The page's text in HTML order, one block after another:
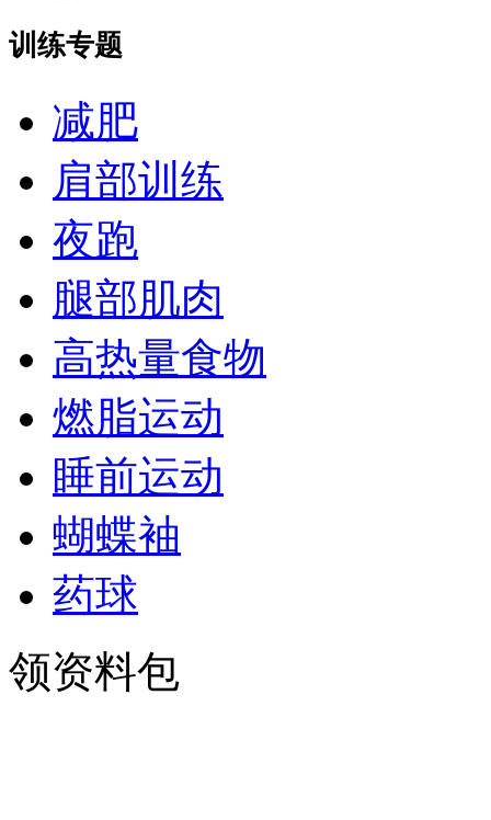
训练专题
减肥
肩部训练
夜跑
腿部肌肉
高热量食物
燃脂运动
睡前运动
蝴蝶袖
药球
领资料包